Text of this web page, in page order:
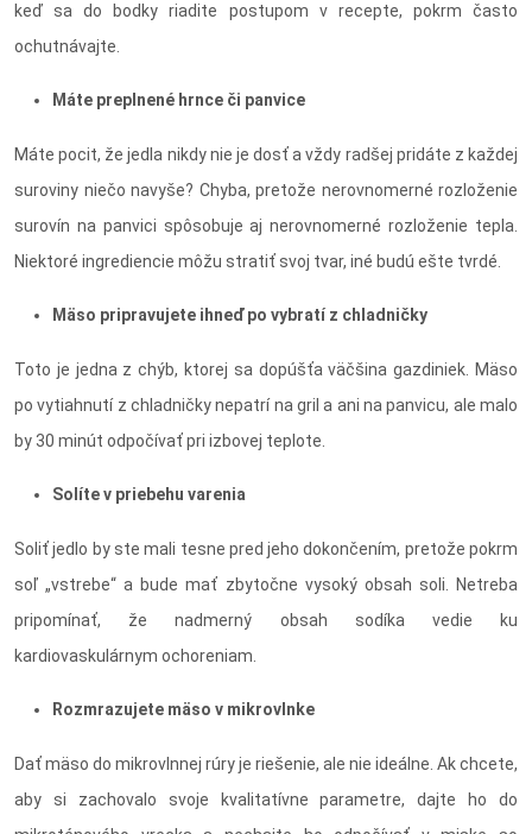
keď sa do bodky riadite postupom v recepte, pokrm často
ochutnávajte.
Máte preplnené hrnce či panvice
Máte pocit, že jedla nikdy nie je dosť a vždy radšej pridáte z každej
suroviny niečo navyše? Chyba, pretože nerovnomerné rozloženie
surovín na panvici spôsobuje aj nerovnomerné rozloženie tepla.
Niektoré ingrediencie môžu stratiť svoj tvar, iné budú ešte tvrdé.
Mäso pripravujete ihneď po vybratí z chladničky
Toto je jedna z chýb, ktorej sa dopúšťa väčšina gazdiniek. Mäso
po vytiahnutí z chladničky nepatrí na gril a ani na panvicu, ale malo
by 30 minút odpočívať pri izbovej teplote.
Solíte v priebehu varenia
Soliť jedlo by ste mali tesne pred jeho dokončením, pretože pokrm
soľ „vstrebe“ a bude mať zbytočne vysoký obsah soli. Netreba
pripomínať, že nadmerný obsah sodíka vedie ku
kardiovaskulárnym ochoreniam.
Rozmrazujete mäso v mikrovlnke
Dať mäso do mikrovlnnej rúry je riešenie, ale nie ideálne. Ak chcete,
aby si zachovalo svoje kvalitatívne parametre, dajte ho do